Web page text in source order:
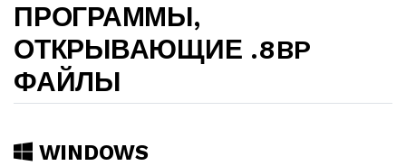
ПРОГРАММЫ,
ОТКРЫВАЮЩИЕ .8BP
ФАЙЛЫ
WINDOWS